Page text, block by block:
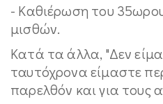
- Καθιέρωση του
μισθών.
Κατά τα άλλα, "Δεν
ταυτόχρονα είμαστε
παρελθόν και για τους